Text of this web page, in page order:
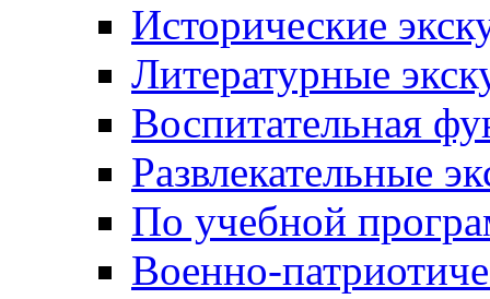
Исторические
Литературные
Воспитательная
Развлекательные
По учебной
Военно-